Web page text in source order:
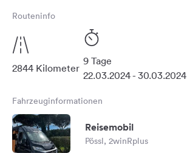
auf
Media
Routeninfo
2844 Kilometer
9 Tage
22.03.2024 - 30.03.2024
Fahrzeuginformationen
Reisemobil
Pössl, 2winRplus